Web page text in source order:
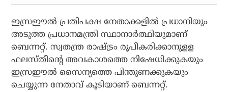
ഇസ്രഈല്‍ പ്രതിപക്ഷ നേതാക്കളില്‍ പ്രധാനിയും
അടുത്ത പ്രധാനമന്ത്രി സ്ഥാനാര്‍ത്ഥിയുമാണ്
ബെന്നറ്റ്. സ്വതന്ത്ര രാഷ്ട്രം രൂപീകരിക്കാനുളള
ഫലസ്തീന്റെ അവകാശത്തെ നിഷേധിക്കുകയും
ഇസ്രഈല്‍ സൈന്യത്തെ പിന്തുണക്കുകയും
ചെയ്യുന്ന നേതാവ് കൂടിയാണ് ബെന്നറ്റ്.